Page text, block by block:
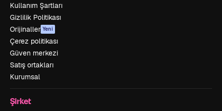
Kullanım Şartları
Gizlilik Politikası
Orijinaller Yeni
Çerez politikası
Güven merkezi
Satış ortakları
Kurumsal
Şirket